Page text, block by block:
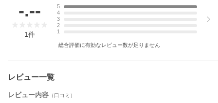
-.--
1件
5
4
3
2
1
総合評価に有効なレビュー数が足りません
レビュー一覧
レビュー内容 （口コミ）